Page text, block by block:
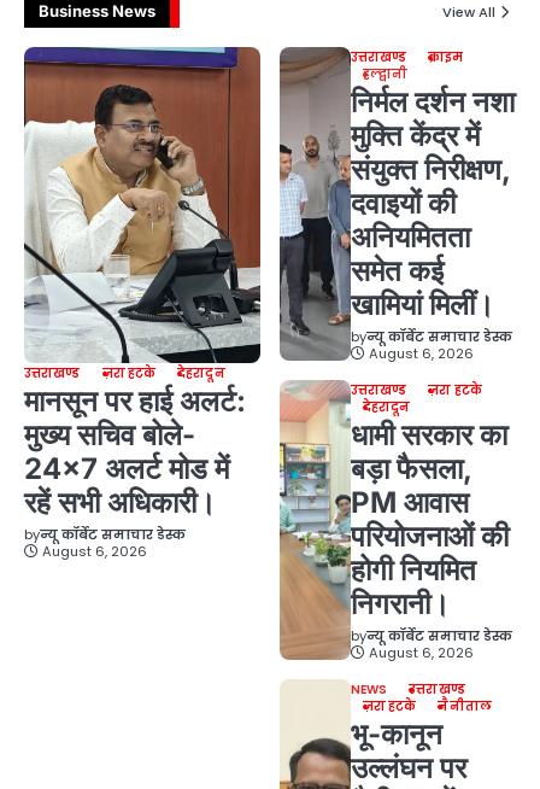
Business News View All
उत्तराखण्ड ज़रा हटके देहरादून
मानसून पर हाई अलर्ट:
मुख्य सचिव बोले-
24×7 अलर्ट मोड में
रहें सभी अधिकारी।
byन्यू कॉर्बेट समाचार डेस्क
August 6, 2026
उत्तराखण्ड
क्राइम
हल्द्वानी
निर्मल दर्शन नशा
मुक्ति केंद्र में
संयुक्त निरीक्षण,
दवाइयों की
अनियमितता
समेत कई
खामियां मिलीं।
byन्यू कॉर्बेट समाचार डेस्क
August 6, 2026
उत्तराखण्ड
ज़रा हटके
देहरादून
धामी सरकार का
बड़ा फैसला,
PM आवास
परियोजनाओं की
होगी नियमित
निगरानी।
byन्यू कॉर्बेट समाचार डेस्क
August 6, 2026
NEWS
उत्तराखण्ड
ज़रा हटके
नैनीताल
भू-कानून
उल्लंघन पर